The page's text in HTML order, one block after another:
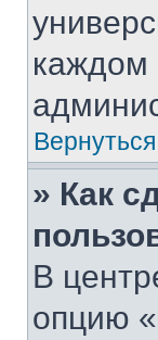
каждом
» Как
В
опцию